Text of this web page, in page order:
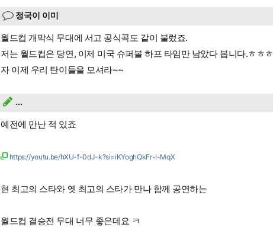
정국이 이미
월드컵 개막식 무대에 서고 공식곡도 같이 불렀죠.
저는 월드컵은 당연, 이제 미국 슈퍼볼 하프 타임만 남았다 봅니다.ㅎㅎㅎ
자 이제 우리 탄이들을 모셔라~~
...
예전에 만난 적 있죠
https://youtu.be/hXU-f-0dJ-k?si=iKYoghQkFr-l-MqX
현 최고의 스타와 옛 최고의 스타가 만나 함께 공연하는
월드컵 결승전 무대 너무 좋은데요 ㅋ